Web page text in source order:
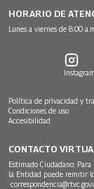
HORARIO DE
Lunes a viernes de 8:00
Instagram
Política de privacidad y
Condiciones de uso
Accesibilidad
CONTACTO
Estimado Ciudadano:
la Entidad puede remitir